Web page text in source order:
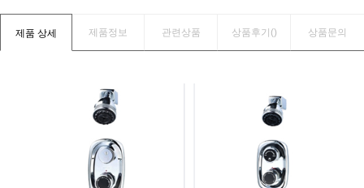
제품 상세 제품정보 관련상품 상품후기() 상품문의